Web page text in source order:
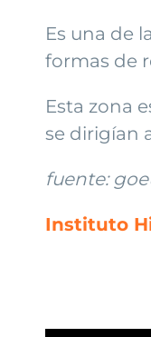
Es una de
formas de
Esta zona
se dirigían
fuente:
Instituto